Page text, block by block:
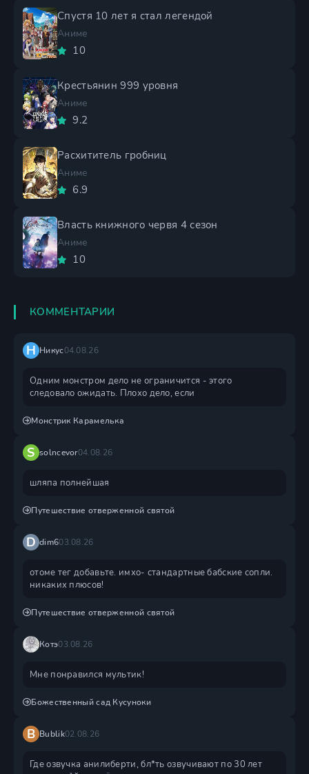
Спустя 10 лет я стал легендой
Аниме
10
Крестьянин 999 уровня
Аниме
9.2
Расхититель гробниц
Аниме
6.9
Власть книжного червя 4 сезон
Аниме
10
КОММЕНТАРИИ
Н Никус04.08.26
Одним монстром дело не ограничится - этого
следовало ожидать. Плохо дело, если
Монстрик Карамелька
S solncevor04.08.26
шляпа полнейшая
Путешествие отверженной святой
D dim603.08.26
отоме тег добавьте. имхо- стандартные бабские сопли.
никаких плюсов!
Путешествие отверженной святой
Котэ03.08.26
Мне понравился мультик!
Божественный сад Кусуноки
B Bublik02.08.26
Где озвучка анилиберти, бл*ть озвучивают по 30 лет